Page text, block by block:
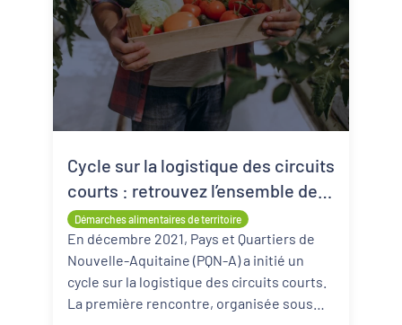
Démarches alimentaires de territoire
Cycle sur la logistique des circuits
courts : retrouvez l’ensemble des
ressources
En décembre 2021, Pays et Quartiers de
Nouvelle-Aquitaine (PQN-A) a initié un
cycle sur la logistique des circuits courts.
La première rencontre, organisée sous